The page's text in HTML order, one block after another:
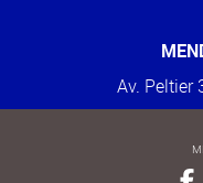
Av. Peltier